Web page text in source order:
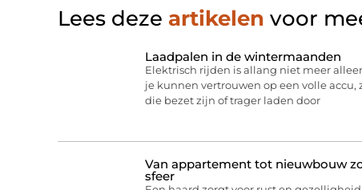
Lees deze artikelen voor
Laadpalen in de wintermaanden
Elektrisch rijden is allang niet meer
je kunnen vertrouwen op een volle
die bezet zijn of trager laden door
Van appartement tot nieuwbouw
sfeer